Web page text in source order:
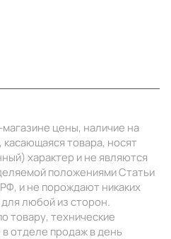
цены, наличие на
товара, носят
характер и не являются
положениями Статьи
и не порождают никаких
любой из сторон.
товару, технические
в отделе продаж в день